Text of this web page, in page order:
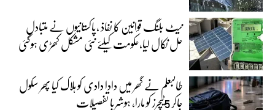
نیٹ بلنگ قوانین کا نفاذ ،پاکستانیوں نے متبادل
حل نکال لیا،حکومت کیلئے نئی مشکل کھڑی ہوگئی
طالبعلم نے گھر میں دادا دادی کو ہلاک کیا پھر سکول
جاکر 5ٹیچرز کو مارا، ہوشربا تفصیلات